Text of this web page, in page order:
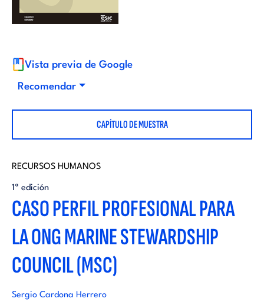
d
r
i
a
l
o
r
a
Vista previa de Google
Recomendar
CAPÍTULO DE MUESTRA
RECURSOS HUMANOS
1ª edición
CASO PERFIL PROFESIONAL PARA
LA ONG MARINE STEWARDSHIP
COUNCIL (MSC)
Sergio Cardona Herrero